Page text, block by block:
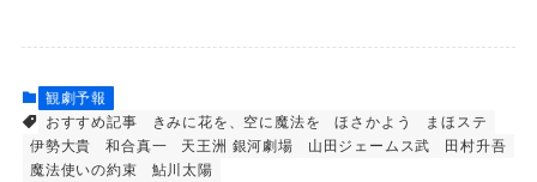
観劇予報
おすすめ記事
きみに花を、空に魔法を ほさかよう
まほステ
伊勢大貴
和合真一 天王洲 銀河劇場 山田ジェームス武
田村升吾
魔法使いの約束
鮎川太陽